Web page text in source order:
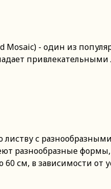
Mosaic) - один из
листву с
формы,
60 см, в зависимости от